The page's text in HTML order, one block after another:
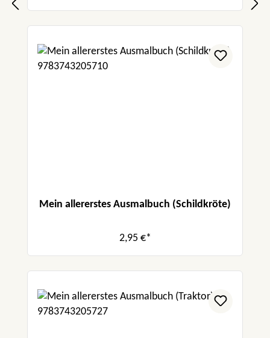
Mein allererstes Ausmalbuch (Schildkröte)
2,95 €*